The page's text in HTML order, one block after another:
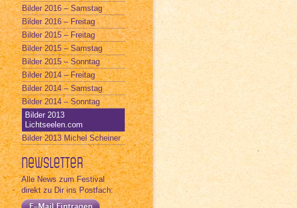
Bilder 2016 – Samstag
Bilder 2016 – Freitag
Bilder 2015 – Freitag
Bilder 2015 – Samstag
Bilder 2015 – Sonntag
Bilder 2014 – Freitag
Bilder 2014 – Samstag
Bilder 2014 – Sonntag
Bilder 2013
Lichtseelen.com
Bilder 2013 Michel Scheiner
Newsletter
Alle News zum Festival
direkt zu Dir ins Postfach: